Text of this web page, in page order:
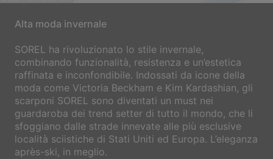
Alta moda invernale
SOREL ha rivoluzionato lo stile invernale,
combinando funzionalità, resistenza e un’estetica
raffinata e inconfondibile. Indossati da icone della
moda come Victoria Beckham e Kim Kardashian, gli
scarponi SOREL sono diventati un must nei
guardaroba dei trend setter di tutto il mondo, che li
sfoggiano dalle strade innevate alle più esclusive
località sciistiche di Stati Uniti ed Europa. L’eleganza
après-ski, in meglio.